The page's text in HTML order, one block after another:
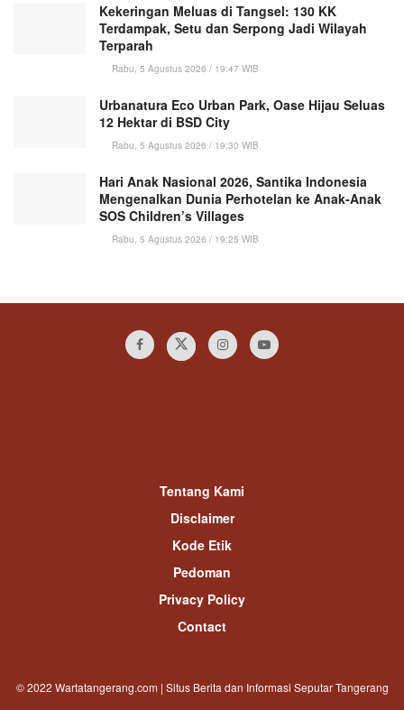
Kekeringan Meluas di Tangsel: 130 KK
Terdampak, Setu dan Serpong Jadi Wilayah
Terparah
Rabu, 5 Agustus 2026 / 19:47 WIB
Urbanatura Eco Urban Park, Oase Hijau Seluas
12 Hektar di BSD City
Rabu, 5 Agustus 2026 / 19:30 WIB
Hari Anak Nasional 2026, Santika Indonesia
Mengenalkan Dunia Perhotelan ke Anak-Anak
SOS Children’s Villages
Rabu, 5 Agustus 2026 / 19:25 WIB
Tentang Kami
Disclaimer
Kode Etik
Pedoman
Privacy Policy
Contact
© 2022 Wartatangerang.com | Situs Berita dan Informasi Seputar Tangerang